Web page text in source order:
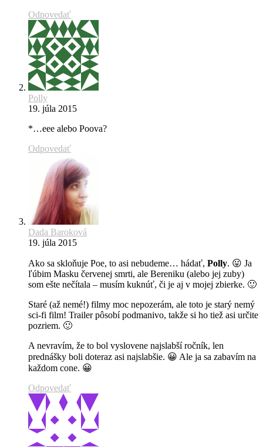
Odpovedať
Polly
19. júla 2015
*…eee alebo Poova?
Odpovedať
Dada Baroková
19. júla 2015
Ako sa skloňuje Poe, to asi nebudeme… hádať, Polly. 😛 Ja
ľúbim Masku červenej smrti, ale Bereniku (alebo jej zuby)
som ešte nečítala – musím kuknúť, či je aj v mojej zbierke. 🙂
Staré (až nemé!) filmy moc nepozerám, ale toto je starý nemý
sci-fi film! Trailer pôsobí podmanivo, takže si ho tiež asi určite
pozriem. 🙂
A nevravím, že to bol vyslovene najslabší ročník, len
prednášky boli doteraz asi najslabšie. 😀 Ale ja sa zabavím na
každom cone. 😀
Odpovedať